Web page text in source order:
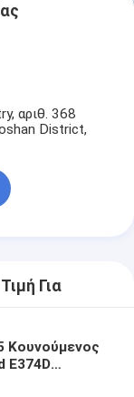
αριθ. 368
District,
Για
Κουνούμενος
E374D